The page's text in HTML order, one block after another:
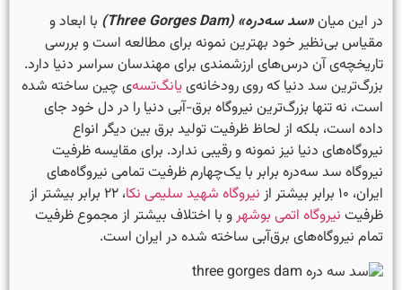
در این میان«سد سه‌دره‌» (Three Gorges Dam)
با ابعاد و
مقیاس بی‌نظیر خود بهترین نمونه برای مطالعه است و بررسی
تاریخچه‌ی آن درس‌های ارزشمندی برای مهندسان سراسر دنیا دارد.
بزرگ‌ترین سد دنیا که روی رودخانه‌ییانگ‌تسه‌ی چین ساخته شده
است، نه تنها بزرگ‌ترین نیروگاه برق-آبی دنیا را در دل خود جای
داده است، بلکه از لحاظ ظرفیت تولید برق بین دیگر انواع
نیروگاه‌های دنیا نیز نمونه و رقیبی ندارد. برای مقایسه ظرفیت
نیروگاه سد سه‌دره برابر با یک‌چهارم ظرفیت تمامی نیروگاه‌های
ایران، ۱۰ برابر بیشتر از
نیروگاه شهید سلیمی نکا
، ۲۲ برابر بیشتر از
ظرفیت نیروگاه اتمی بوشهرو با اختلاف بیشتر از مجموع ظرفیت
تمام نیروگاه‌های برق‌آبی ساخته شده در ایران است.